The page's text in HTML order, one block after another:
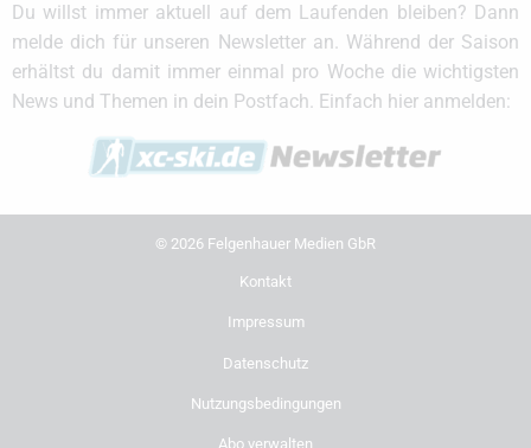
Du willst immer aktuell auf dem Laufenden bleiben? Dann
melde dich für unseren Newsletter an. Während der Saison
erhältst du damit immer einmal pro Woche die wichtigsten
News und Themen in dein Postfach. Einfach hier anmelden:
© 2026 Felgenhauer Medien GbR
Kontakt
Impressum
Datenschutz
Nutzungsbedingungen
Abo verwalten